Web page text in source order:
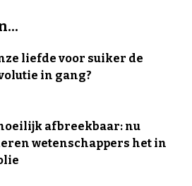
liefde voor suiker de
in gang?
afbreekbaar: nu
wetenschappers het in